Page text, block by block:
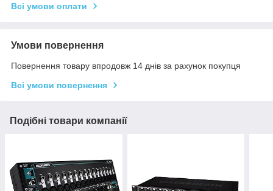
Всі умови оплати
Умови повернення
Повернення товару впродовж 14 днів за рахунок покупця
Всі умови повернення
Подібні товари компанії